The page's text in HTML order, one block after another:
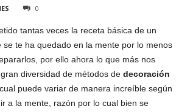
0
tantas veces la receta básica de un
se te ha quedado en la mente por lo menos
por ello ahora lo que más nos
diversidad de métodos de decoración
puede variar de manera increíble según
a la mente, razón por lo cual bien se